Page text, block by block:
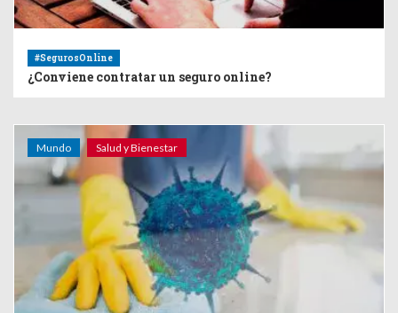
#SegurosOnline
¿Conviene contratar un seguro online?
Mundo Salud y Bienestar